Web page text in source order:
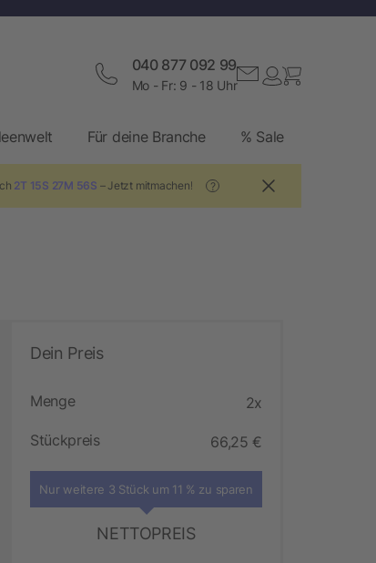
040 877 092 99
Mo - Fr: 9 - 18 Uhr
Für deine Branche % Sale
2T 15S 27M 56S – Jetzt mitmachen! ?
Dein Preis
Menge 2x
Stückpreis 66,25 €
Nur weitere 3 Stück um 11 % zu sparen
NETTOPREIS